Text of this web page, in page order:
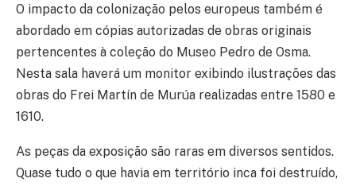
O impacto da colonização pelos europeus também é
abordado em cópias autorizadas de obras originais
pertencentes à coleção do Museo Pedro de Osma.
Nesta sala haverá um monitor exibindo ilustrações das
obras do Frei Martín de Murúa realizadas entre 1580 e
1610.
As peças da exposição são raras em diversos sentidos.
Quase tudo o que havia em território inca foi destruído,